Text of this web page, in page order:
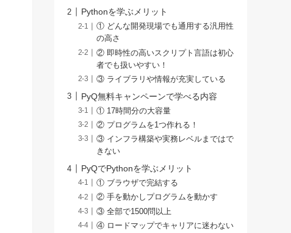
Pythonを学ぶメリット
① どんな開発現場でも通用する汎用性
の高さ
② 即時性の高いスクリプト言語は初心
者でも扱いやすい！
③ ライブラリや情報が充実している
PyQ無料キャンペーンで学べる内容
① 17時間分の大容量
② プログラムを1つ作れる！
③ インフラ構築や実務レベルまではで
きない
PyQでPythonを学ぶメリット
① ブラウザで完結する
② 手を動かしプログラムを動かす
③ 全部で1500問以上
④ ロードマップでキャリアに迷わない